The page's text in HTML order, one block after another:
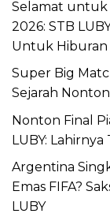
Selamat untuk
2026: STB
Untuk Hiburan
Super Big
Sejarah
Nonton Final
LUBY:
Argentina
Emas FIFA?
LUBY